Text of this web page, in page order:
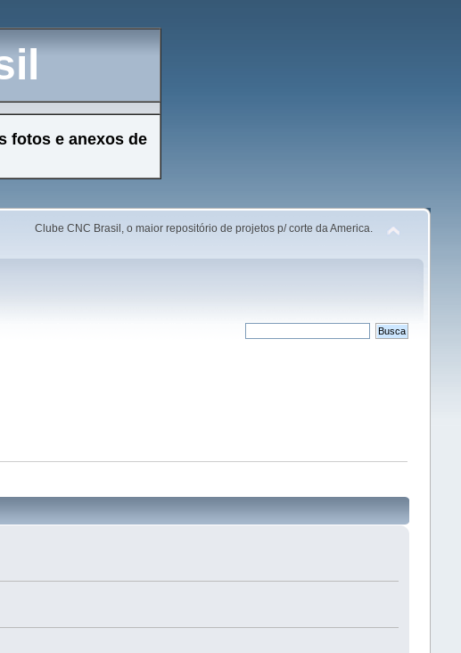
fotos e anexos de
Clube CNC Brasil, o maior repositório de projetos p/ corte da America.